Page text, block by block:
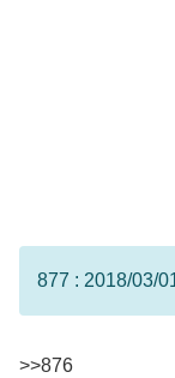
877 : 2018/03/
>>876